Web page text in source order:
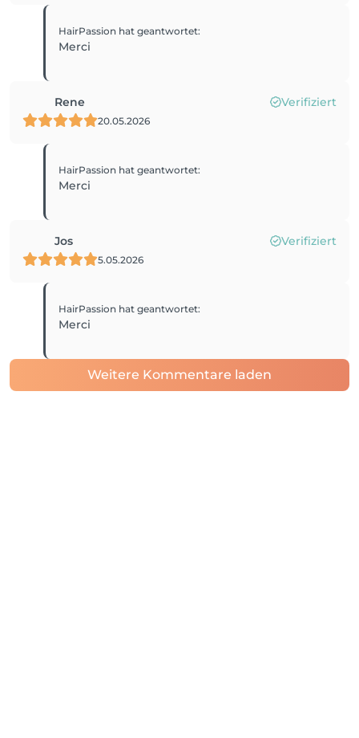
HairPassion hat geantwortet:
Merci
Rene Verifiziert
20.05.2026
HairPassion hat geantwortet:
Merci
Jos Verifiziert
5.05.2026
HairPassion hat geantwortet:
Merci
Weitere Kommentare laden